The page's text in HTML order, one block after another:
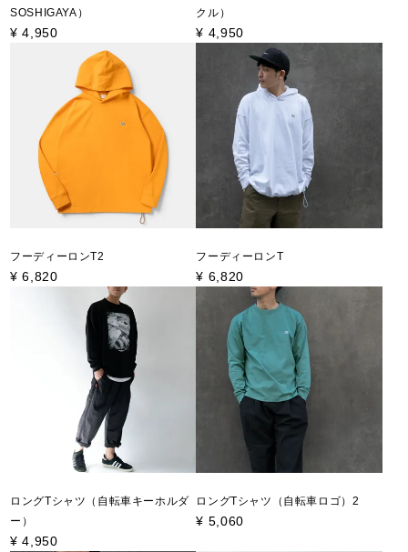
SOSHIGAYA）
¥ 4,950
クル）
¥ 4,950
フーディーロンT2
¥ 6,820
フーディーロンT
¥ 6,820
ロングTシャツ（自転車キーホルダ
ー）
¥ 4,950
ロングTシャツ（自転車ロゴ）2
¥ 5,060